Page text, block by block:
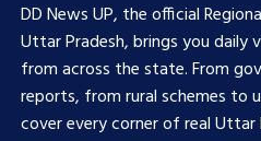
DD News UP, the official
Uttar Pradesh, brings you daily
from across the state. From
reports, from rural schemes to
cover every corner of real Uttar